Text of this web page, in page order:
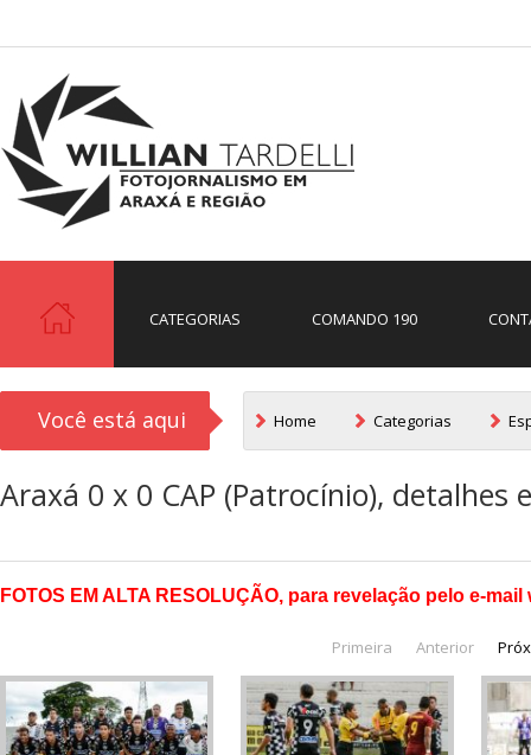
CATEGORIAS COMANDO 190
Você está aqui Home Categorias
Araxá 0 x 0 CAP (Patrocínio),
FOTOS EM ALTA RESOLUÇÃO, para revelação pelo e-
Primeira Anterior